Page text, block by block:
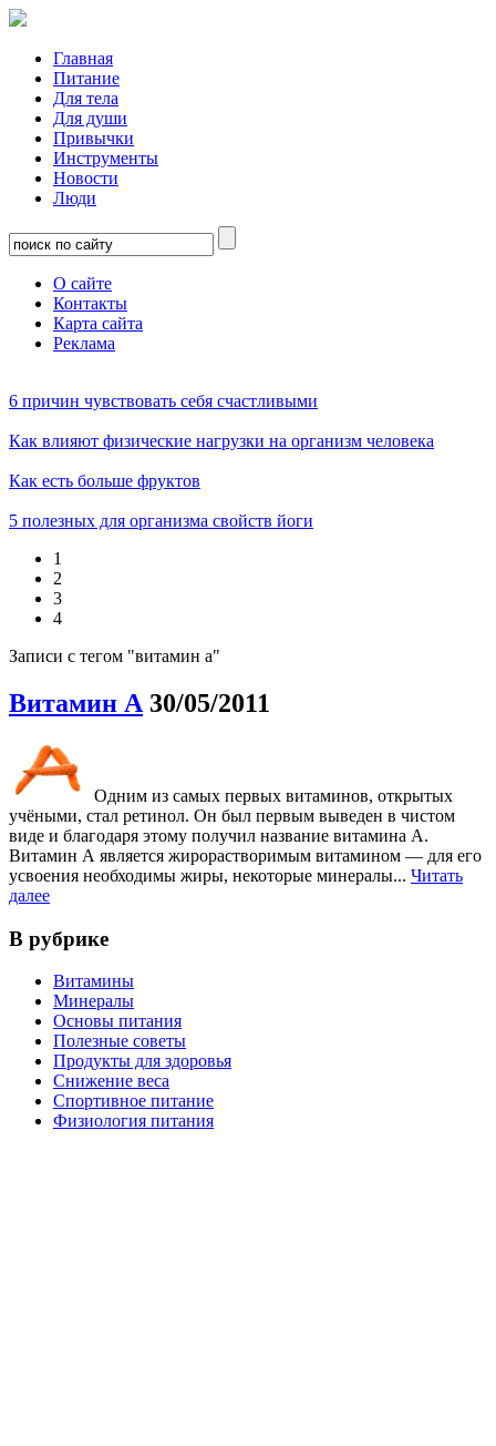
Главная
Питание
Для тела
Для души
Привычки
Инструменты
Новости
Люди
О сайте
Контакты
Карта сайта
Реклама
6 причин чувствовать себя счастливыми
Как влияют физические нагрузки на организм человека
Как есть больше фруктов
5 полезных для организма свойств йоги
1
2
3
4
Записи с тегом "витамин a"
Витамин А 30/05/2011
Одним из самых первых витаминов, открытых
учёными, стал ретинол. Он был первым выведен в чистом
виде и благодаря этому получил название витамина А.
Витамин А является жирорастворимым витамином — для его
усвоения необходимы жиры, некоторые минералы... Читать
далее
В рубрике
Витамины
Минералы
Основы питания
Полезные советы
Продукты для здоровья
Снижение веса
Спортивное питание
Физиология питания